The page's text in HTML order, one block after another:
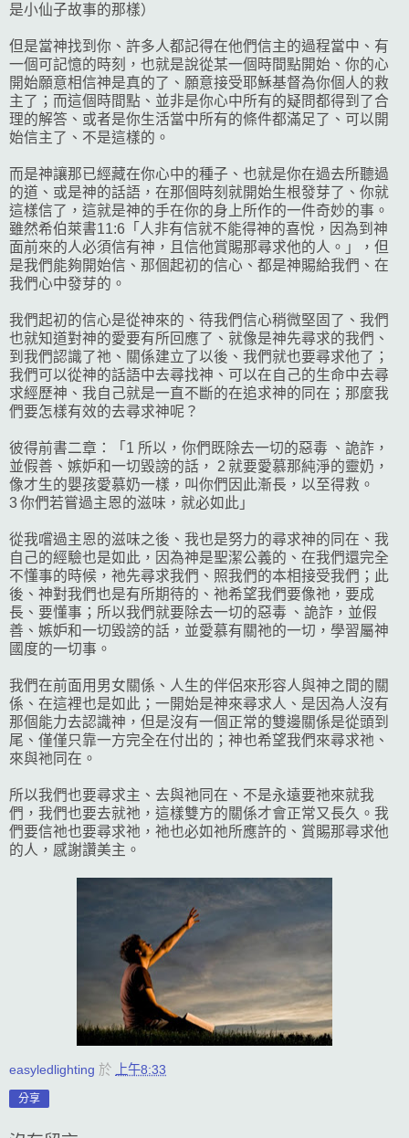
是小仙子故事的那樣）
但是當神找到你、許多人都記得在他們信主的過程當中、有
一個可記憶的時刻，也就是說從某一個時間點開始、你的心
開始願意相信神是真的了、願意接受耶穌基督為你個人的救
主了；而這個時間點、並非是你心中所有的疑問都得到了合
理的解答、或者是你生活當中所有的條件都滿足了、可以開
始信主了、不是這樣的。
而是神讓那已經藏在你心中的種子、也就是你在過去所聽過
的道、或是神的話語，在那個時刻就開始生根發芽了、你就
這樣信了，這就是神的手在你的身上所作的一件奇妙的事。
雖然希伯萊書11:6「人非有信就不能得神的喜悅，因為到神
面前來的人必須信有神，且信他賞賜那尋求他的人。」，但
是我們能夠開始信、那個起初的信心、都是神賜給我們、在
我們心中發芽的。
我們起初的信心是從神來的、待我們信心稍微堅固了、我們
也就知道對神的愛要有所回應了、就像是神先尋求的我們、
到我們認識了祂、關係建立了以後、我們就也要尋求他了；
我們可以從神的話語中去尋找神、可以在自己的生命中去尋
求經歷神、我自己就是一直不斷的在追求神的同在；那麼我
們要怎樣有效的去尋求神呢？
彼得前書二章：「1 所以，你們既除去一切的惡毒 、詭詐，
並假善、嫉妒和一切毀謗的話， 2 就要愛慕那純淨的靈奶，
像才生的嬰孩愛慕奶一樣，叫你們因此漸長，以至得救。
3 你們若嘗過主恩的滋味，就必如此」
從我嚐過主恩的滋味之後、我也是努力的尋求神的同在、我
自己的經驗也是如此，因為神是聖潔公義的、在我們還完全
不懂事的時候，祂先尋求我們、照我們的本相接受我們；此
後、神對我們也是有所期待的、祂希望我們要像祂，要成
長、要懂事；所以我們就要除去一切的惡毒 、詭詐，並假
善、嫉妒和一切毀謗的話，並愛慕有關祂的一切，學習屬神
國度的一切事。
我們在前面用男女關係、人生的伴侶來形容人與神之間的關
係、在這裡也是如此；一開始是神來尋求人、是因為人沒有
那個能力去認識神，但是沒有一個正常的雙邊關係是從頭到
尾、僅僅只靠一方完全在付出的；神也希望我們來尋求祂、
來與祂同在。
所以我們也要尋求主、去與祂同在、不是永遠要祂來就我
們，我們也要去就祂，這樣雙方的關係才會正常又長久。我
們要信祂也要尋求祂，祂也必如祂所應許的、賞賜那尋求他
的人，感謝讚美主。
easyledlighting 於 上午8:33
分享